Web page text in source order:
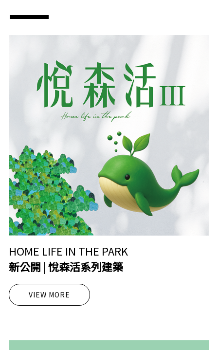
HOME LIFE IN THE PARK
新公開 | 悅森活系列建築
VIEW MORE